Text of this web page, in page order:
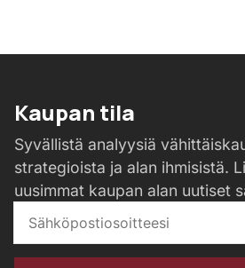
Kaupan tila
Syvällistä analyysiä
strategioista ja alan ihmisistä.
uusimmat kaupan alan uutiset